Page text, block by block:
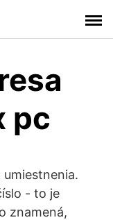
pc
- to je
znamená,